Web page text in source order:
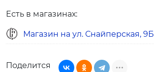
Есть в магазинах:
Магазин на ул. Снайперская, 9Б
Поделится